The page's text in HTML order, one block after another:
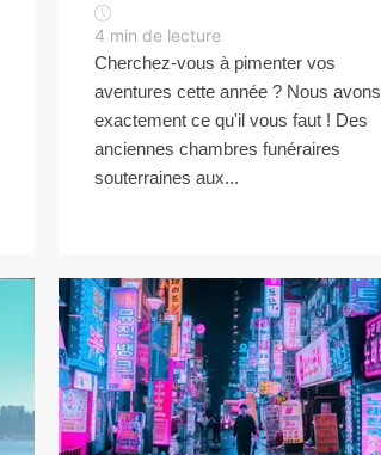
4 min de lecture
Cherchez-vous à pimenter vos
aventures cette année ? Nous avons
exactement ce qu'il vous faut ! Des
anciennes chambres funéraires
souterraines aux...